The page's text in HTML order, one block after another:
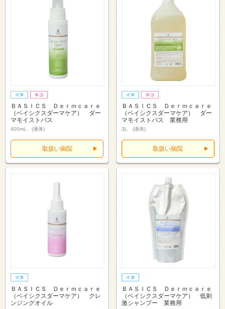
ＢＡＳＩＣＳ Ｄｅｒｍｃａｒｅ
（ベイシクスダーマケア） ダー
マモイストバス
400mL (液体)
取扱い病院
ＢＡＳＩＣＳ Ｄｅｒｍｃａｒｅ
（ベイシクスダーマケア） ダー
マモイストバス 業務用
3L (液体)
取扱い病院
ＢＡＳＩＣＳ Ｄｅｒｍｃａｒｅ
（ベイシクスダーマケア） クレ
ンジングオイル
ＢＡＳＩＣＳ Ｄｅｒｍｃａｒｅ
（ベイシクスダーマケア） 低刺
激シャンプー 業務用